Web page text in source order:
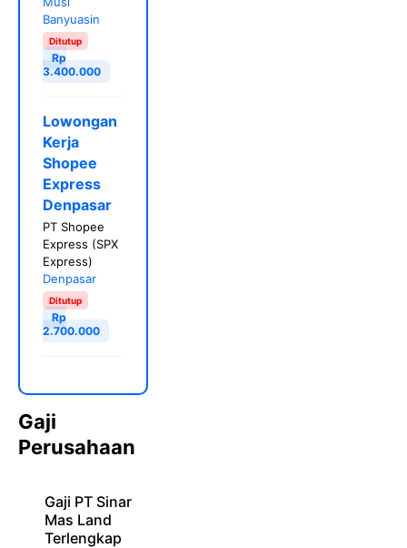
Banyuasin
Ditutup
Rp
3.400.000
Lowongan
Kerja
Shopee
Express
Denpasar
PT Shopee
Express (SPX
Express)
Denpasar
Ditutup
Rp
2.700.000
Gaji
Perusahaan
Gaji PT Sinar
Mas Land
Terlengkap